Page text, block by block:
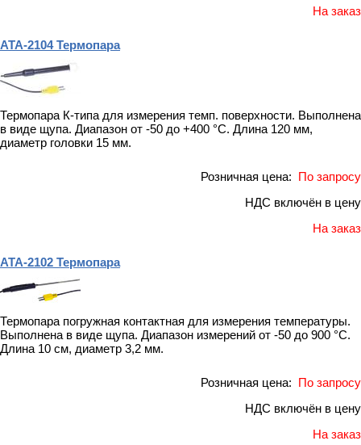
На заказ
АТА-2104 Термопара
Термопара К-типа для измерения темп. поверхности. Выполнена
в виде щупа. Диапазон от -50 до +400 °С. Длина 120 мм,
диаметр головки 15 мм.
Розничная цена: По запросу
НДС включён в цену
На заказ
АТА-2102 Термопара
Термопара погружная контактная для измерения температуры.
Выполнена в виде щупа. Диапазон измерений от -50 до 900 °С.
Длина 10 см, диаметр 3,2 мм.
Розничная цена: По запросу
НДС включён в цену
На заказ